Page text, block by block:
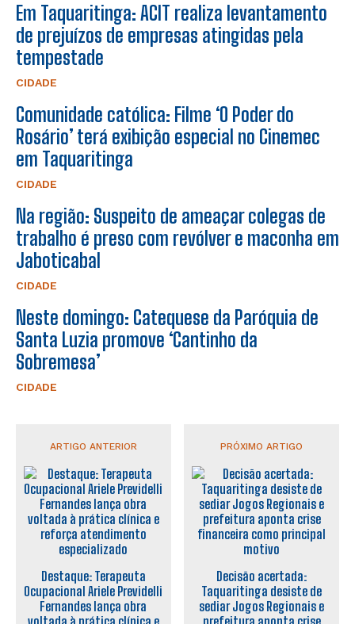
Em Taquaritinga: ACIT realiza levantamento
de prejuízos de empresas atingidas pela
tempestade
CIDADE
Comunidade católica: Filme ‘O Poder do
Rosário’ terá exibição especial no Cinemec
em Taquaritinga
CIDADE
Na região: Suspeito de ameaçar colegas de
trabalho é preso com revólver e maconha em
Jaboticabal
CIDADE
Neste domingo: Catequese da Paróquia de
Santa Luzia promove ‘Cantinho da
Sobremesa’
CIDADE
ARTIGO ANTERIOR
Destaque: Terapeuta
Ocupacional Ariele Previdelli
Fernandes lança obra
voltada à prática clínica e
PRÓXIMO ARTIGO
Decisão acertada:
Taquaritinga desiste de
sediar Jogos Regionais e
prefeitura aponta crise